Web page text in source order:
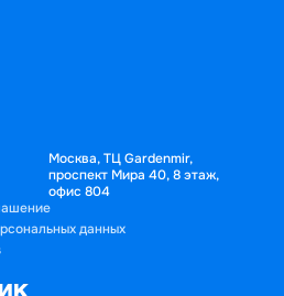
Москва, ТЦ Gardenmir,
проспект Мира 40, 8 этаж,
офис 804
данных